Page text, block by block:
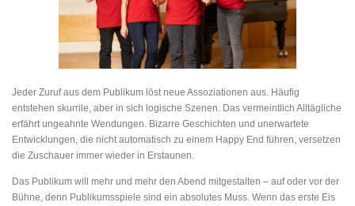
Jeder Zuruf aus dem Publikum löst neue Assoziationen aus. Häufig
entstehen skurrile, aber in sich logische Szenen. Das vermeintlich Alltägliche
erfährt ungeahnte Wendungen. Bizarre Geschichten und unerwartete
Entwicklungen, die nicht automatisch zu einem Happy End führen, versetzen
die Zuschauer immer wieder in Erstaunen.
Das Publikum will mehr und mehr den Abend mitgestalten – auf oder vor der
Bühne, denn Publikumsspiele sind ein absolutes Muss. Wenn das erste Eis